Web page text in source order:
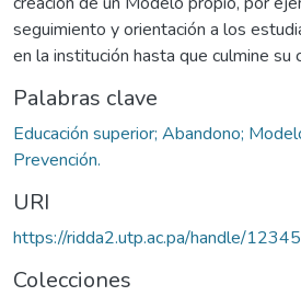
seguimiento y orientación a los
en la institución hasta que culmine su
Palabras clave
Educación superior; Abandono;
Prevención.
URI
https://ridda2.utp.ac.pa/handle/
Colecciones